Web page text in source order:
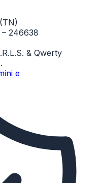
246638
& Qwerty
e